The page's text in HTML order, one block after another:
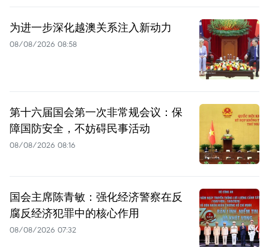
为进一步深化越澳关系注入新动力
08/08/2026 08:58
第十六届国会第一次非常规会议：保
障国防安全，不妨碍民事活动
08/08/2026 08:16
国会主席陈青敏：强化经济警察在反
腐反经济犯罪中的核心作用
08/08/2026 07:32